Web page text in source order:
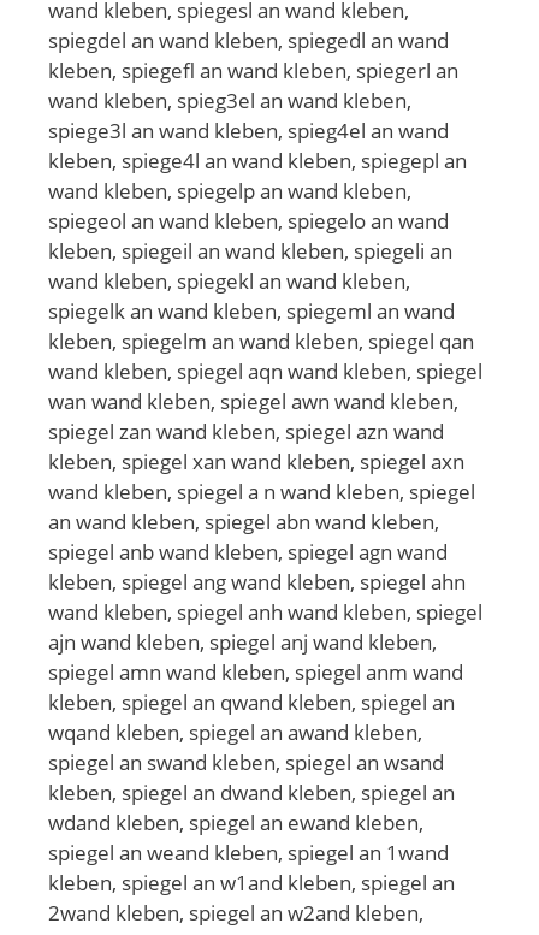
wand kleben, spiegesl an wand kleben,
spiegdel an wand kleben, spiegedl an wand
kleben, spiegefl an wand kleben, spiegerl an
wand kleben, spieg3el an wand kleben,
spiege3l an wand kleben, spieg4el an wand
kleben, spiege4l an wand kleben, spiegepl an
wand kleben, spiegelp an wand kleben,
spiegeol an wand kleben, spiegelo an wand
kleben, spiegeil an wand kleben, spiegeli an
wand kleben, spiegekl an wand kleben,
spiegelk an wand kleben, spiegeml an wand
kleben, spiegelm an wand kleben, spiegel qan
wand kleben, spiegel aqn wand kleben, spiegel
wan wand kleben, spiegel awn wand kleben,
spiegel zan wand kleben, spiegel azn wand
kleben, spiegel xan wand kleben, spiegel axn
wand kleben, spiegel a n wand kleben, spiegel
an wand kleben, spiegel abn wand kleben,
spiegel anb wand kleben, spiegel agn wand
kleben, spiegel ang wand kleben, spiegel ahn
wand kleben, spiegel anh wand kleben, spiegel
ajn wand kleben, spiegel anj wand kleben,
spiegel amn wand kleben, spiegel anm wand
kleben, spiegel an qwand kleben, spiegel an
wqand kleben, spiegel an awand kleben,
spiegel an swand kleben, spiegel an wsand
kleben, spiegel an dwand kleben, spiegel an
wdand kleben, spiegel an ewand kleben,
spiegel an weand kleben, spiegel an 1wand
kleben, spiegel an w1and kleben, spiegel an
2wand kleben, spiegel an w2and kleben,